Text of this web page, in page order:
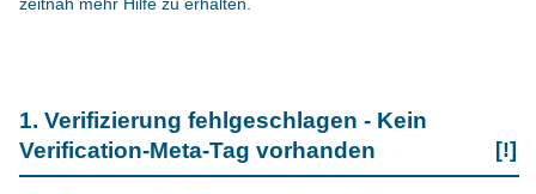
zeitnah mehr Hilfe zu erhalten.
1. Verifizierung fehlgeschlagen - Kein
Verification-Meta-Tag vorhanden
[!]